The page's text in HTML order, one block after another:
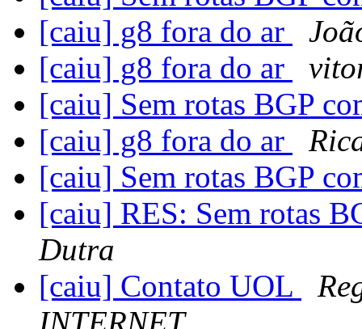
[caiu] g8 fora do ar
[caiu] g8 fora do ar
[caiu] Sem rotas BGP
[caiu] g8 fora do ar
[caiu] Sem rotas BGP
[caiu] RES: Sem rotas
Dutra
[caiu] Contato UOL